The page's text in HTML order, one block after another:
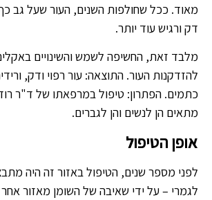
מאוד. ככל שחולפות השנים, העור שעל גב כף
דק ורגיש עוד יותר.
מלבד זאת, החשיפה לשמש והשינויים
להזדקנות העור. התוצאה: עור רפוי ודק,
כתמים. הפתרון: טיפול במרפאתו של ד"ר
מתאים הן לנשים והן לגברים.
אופן הטיפול
לפני מספר שנים, הטיפול באזור זה היה
לגמרי – על ידי שאיבה של השומן מאזור